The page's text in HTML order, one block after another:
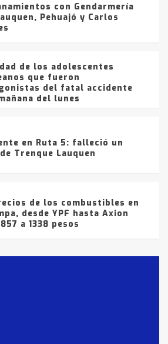
con Gendarmería
Pehuajó y Carlos
de los adolescentes
que fueron
del fatal accidente
del lunes
en Ruta 5: falleció un
Trenque Lauquen
de los combustibles en
desde YPF hasta Axion
a 1338 pesos